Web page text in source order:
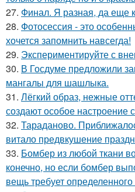
27. Финал. Я разная, да еще
28. Фотосессия - это
хочется запомнить навсегда!
29. Экспериментируйте с
30. В Госдуме предложили
мангалы для шашлыка.
31. Лёгкий образ, нежные
создают особое настроение
32. Тараданово.
витало предвкушение
33. Бомбер из любой ткани
конечно, но если бомбер
вещь требует